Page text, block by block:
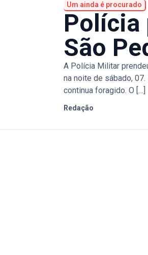
Um ainda é procurado
Polícia
São
A Polícia Militar
na noite de sábado,
continua foragido. O […]
Redação